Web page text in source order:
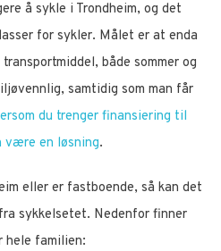
å sykle i Trondheim, og det
for sykler. Målet er at enda
både sommer og
samtidig som man får
du trenger finansiering til
være en løsning.
eller er fastboende, så kan det
sykkelsetet. Nedenfor finner
hele familien: